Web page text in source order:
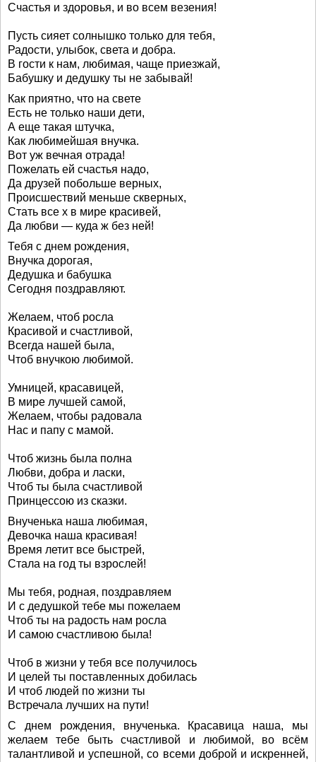
Счастья и здоровья, и во всем везения!
Пусть сияет солнышко только для тебя,
Радости, улыбок, света и добра.
В гости к нам, любимая, чаще приезжай,
Бабушку и дедушку ты не забывай!
Как приятно, что на свете
Есть не только наши дети,
А еще такая штучка,
Как любимейшая внучка.
Вот уж вечная отрада!
Пожелать ей счастья надо,
Да друзей побольше верных,
Происшествий меньше скверных,
Стать все х в мире красивей,
Да любви — куда ж без ней!
Тебя с днем рождения,
Внучка дорогая,
Дедушка и бабушка
Сегодня поздравляют.
Желаем, чтоб росла
Красивой и счастливой,
Всегда нашей была,
Чтоб внучкою любимой.
Умницей, красавицей,
В мире лучшей самой,
Желаем, чтобы радовала
Нас и папу с мамой.
Чтоб жизнь была полна
Любви, добра и ласки,
Чтоб ты была счастливой
Принцессою из сказки.
Внученька наша любимая,
Девочка наша красивая!
Время летит все быстрей,
Стала на год ты взрослей!
Мы тебя, родная, поздравляем
И с дедушкой тебе мы пожелаем
Чтоб ты на радость нам росла
И самою счастливою была!
Чтоб в жизни у тебя все получилось
И целей ты поставленных добилась
И чтоб людей по жизни ты
Встречала лучших на пути!
С днем рождения, внученька. Красавица наша, мы
желаем тебе быть счастливой и любимой, во всём
талантливой и успешной, со всеми доброй и искренней,